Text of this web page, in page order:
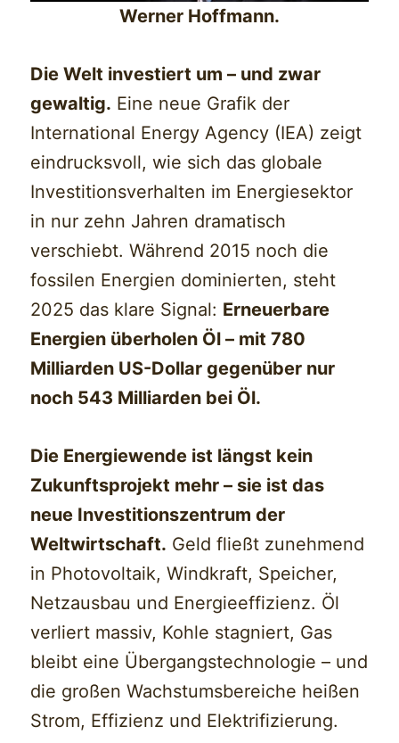
Werner Hoffmann.
Die Welt investiert um – und zwar
gewaltig. Eine neue Grafik der
International Energy Agency (IEA) zeigt
eindrucksvoll, wie sich das globale
Investitionsverhalten im Energiesektor
in nur zehn Jahren dramatisch
verschiebt. Während 2015 noch die
fossilen Energien dominierten, steht
2025 das klare Signal: Erneuerbare
Energien überholen Öl – mit 780
Milliarden US-Dollar gegenüber nur
noch 543 Milliarden bei Öl.
Die Energiewende ist längst kein
Zukunftsprojekt mehr – sie ist das
neue Investitionszentrum der
Weltwirtschaft. Geld fließt zunehmend
in Photovoltaik, Windkraft, Speicher,
Netzausbau und Energieeffizienz. Öl
verliert massiv, Kohle stagniert, Gas
bleibt eine Übergangstechnologie – und
die großen Wachstumsbereiche heißen
Strom, Effizienz und Elektrifizierung.